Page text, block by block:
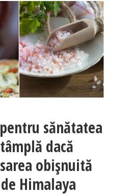
sănătatea
dacă
obişnuită
Himalaya